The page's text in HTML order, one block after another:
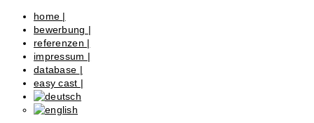
home |
bewerbung |
referenzen |
impressum |
database |
easy cast |